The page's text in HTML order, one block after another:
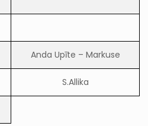
Anda Upīte – Markuse
S.Allika